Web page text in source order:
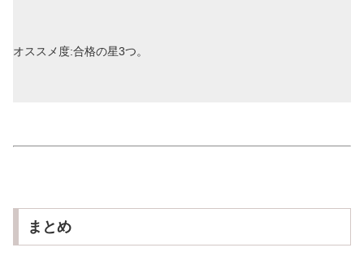
オススメ度:合格の星3つ。
まとめ